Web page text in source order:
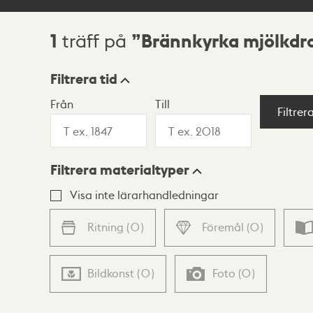
Sökresultat
1 träff på Brännkyrka
Visningsläge
Lista Karta
Filtrera tid
Från Till
Filtrera materialtyper
Visa inte lärarhandledningar
Ritning (0) Föremål (0)
Bildkonst (0) Foto (0)